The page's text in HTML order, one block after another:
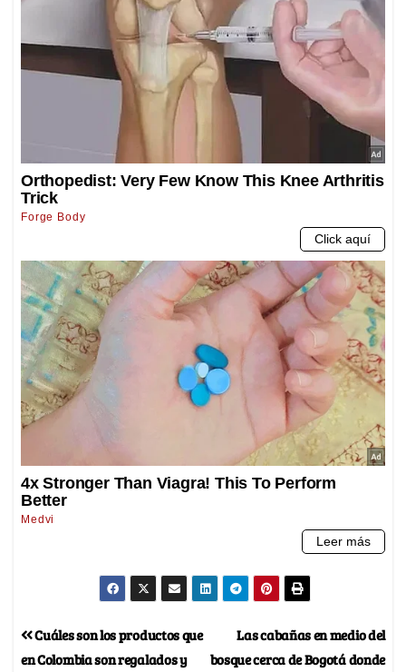
Las cabañas en medio del
bosque cerca de Bogotá donde
Cuáles son los productos que
en Colombia son regalados y